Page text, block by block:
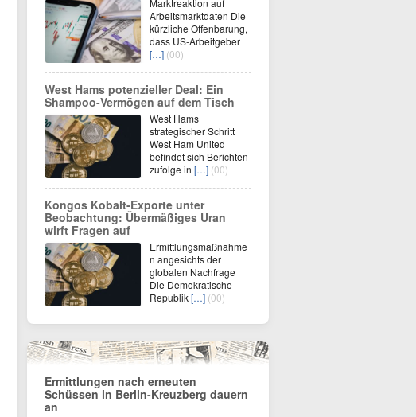
Marktreaktion auf
Arbeitsmarktdaten Die
kürzliche Offenbarung,
dass US-Arbeitgeber
[…] (00)
West Hams potenzieller Deal: Ein
Shampoo-Vermögen auf dem Tisch
West Hams
strategischer Schritt
West Ham United
befindet sich Berichten
zufolge in […] (00)
Kongos Kobalt-Exporte unter
Beobachtung: Übermäßiges Uran
wirft Fragen auf
Ermittlungsmaßnahme
n angesichts der
globalen Nachfrage
Die Demokratische
Republik[…] (00)
Ermittlungen nach erneuten
Schüssen in Berlin-Kreuzberg dauern
an